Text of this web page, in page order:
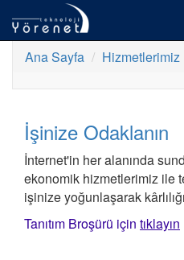
Ana Sayfa Hizmetlerimiz
İşinize Odaklanın
İnternet'in her alanında
ekonomik hizmetlerimiz ile
işinize yoğunlaşarak
Tanıtım Broşürü için tıklayın